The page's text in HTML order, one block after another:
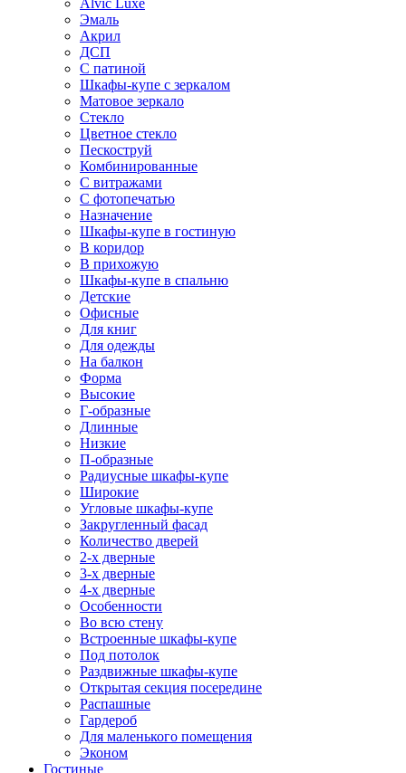
Alvic Luxe
Эмаль
Акрил
ДСП
С патиной
Шкафы-купе с зеркалом
Матовое зеркало
Стекло
Цветное стекло
Пескоструй
Комбинированные
С витражами
С фотопечатью
Назначение
Шкафы-купе в гостиную
В коридор
В прихожую
Шкафы-купе в спальню
Детские
Офисные
Для книг
Для одежды
На балкон
Форма
Высокие
Г-образные
Длинные
Низкие
П-образные
Радиусные шкафы-купе
Широкие
Угловые шкафы-купе
Закругленный фасад
Количество дверей
2-х дверные
3-х дверные
4-х дверные
Особенности
Во всю стену
Встроенные шкафы-купе
Под потолок
Раздвижные шкафы-купе
Открытая секция посередине
Распашные
Гардероб
Для маленького помещения
Эконом
Гостиные